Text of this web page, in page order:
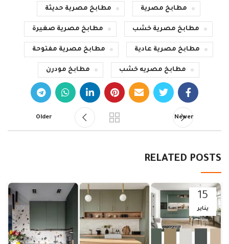
مطابخ مصرية مطابخ مصرية حديثة
مطابخ مصرية خشب مطابخ مصرية صغيرة
مطابخ مصرية عادية مطابخ مصرية مفتوحة
مطابخ مصريه خشب مطابخ مودرن
Newer
Older
RELATED POSTS
15
يناير